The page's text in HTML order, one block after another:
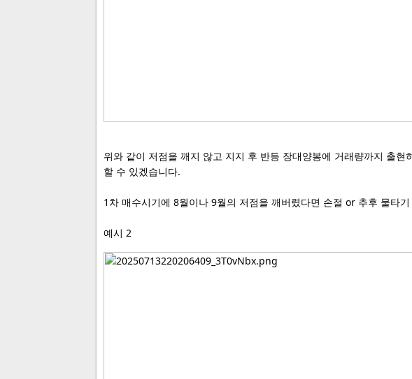
위와 같이 저점을 깨지 않고 지지 후 반등 장대양봉에 거래량까지 출
할 수 있겠습니다.
1차 매수시기에 8월이나 9월의 저점을 깨버렸다면 손절 or 추후 물타
예시 2